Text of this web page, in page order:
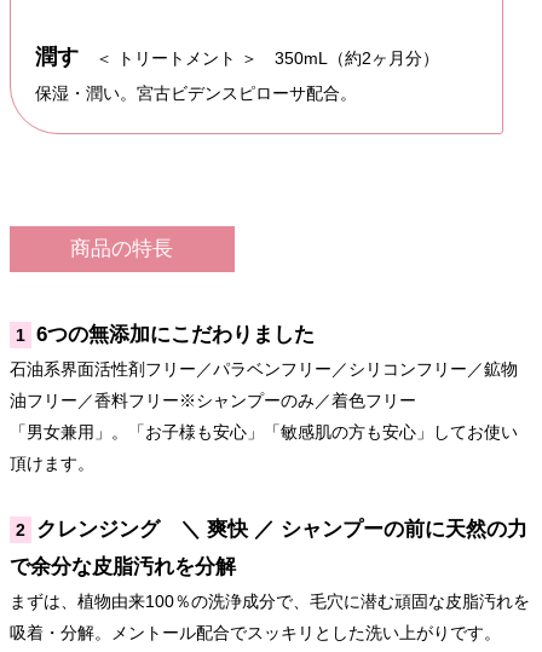
潤す ＜ トリートメント ＞ 350mL（約2ヶ月分）
保湿・潤い。宮古ビデンスピローサ配合。
商品の特長
1 6つの無添加にこだわりました
石油系界面活性剤フリー／パラベンフリー／シリコンフリー／鉱物
油フリー／香料フリー※シャンプーのみ／着色フリー
「男女兼用」。「お子様も安心」「敏感肌の方も安心」してお使い
頂けます。
2
クレンジング ＼ 爽快 ／ シャンプーの前に天然の力
で余分な皮脂汚れを分解
まずは、植物由来100％の洗浄成分で、毛穴に潜む頑固な皮脂汚れを
吸着・分解。メントール配合でスッキリとした洗い上がりです。